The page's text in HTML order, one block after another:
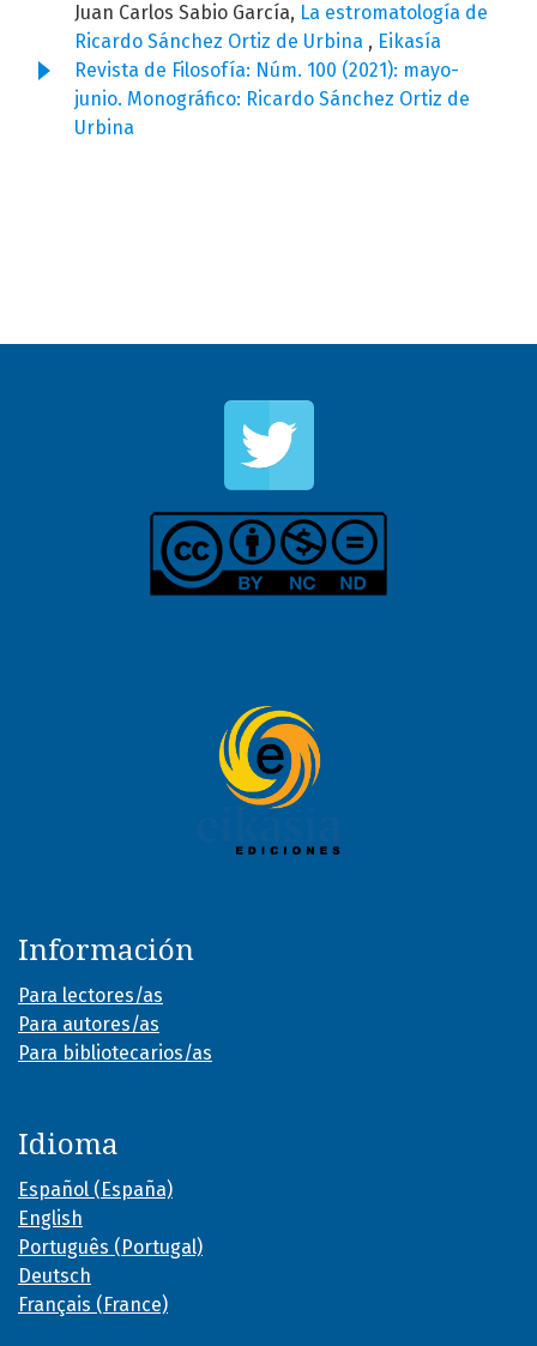
Juan Carlos Sabio García, La estromatología de
Ricardo Sánchez Ortiz de Urbina , Eikasía
Revista de Filosofía: Núm. 100 (2021): mayo-
junio. Monográfico: Ricardo Sánchez Ortiz de
Urbina
Información
Para lectores/as
Para autores/as
Para bibliotecarios/as
Idioma
Español (España)
English
Português (Portugal)
Deutsch
Français (France)